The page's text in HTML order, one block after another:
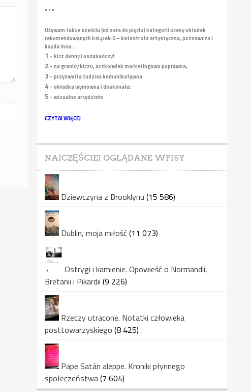
• • •
Używam także sześciu (od zera do pięciu) kategorii oceny okładek
rekomendowanych książek:0 – katastrofa artystyczna, poznawcza i
każda inna...
1 – kicz denny i oszukańczy!
2– na granicy kiczu, aczkolwiek marketingowo poprawna;
3– przyzwoita tudzież komunikatywna
4– okładka wymowna i doskonała;
5– wizualne arcydzieło
CZYTAJ WIĘCEJ
NAJCZĘŚCIEJ OGLĄDANE WPISY
Dziewczyna z Brooklynu (15 586)
Dublin, moja miłość(11 073)
Ostrygi i kamienie. Opowieść o Normandii,
Bretanii i Pikardii (9 226)
Rzeczy utracone. Notatki człowieka
posttowarzyskiego (8 425)
Pape Satàn aleppe. Kroniki płynnego
społeczeństwa(7 604)